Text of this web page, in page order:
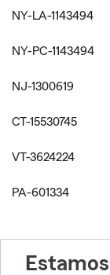
NY-LA-1143494
NY-PC-1143494
NJ-1300619
CT-15530745
VT-3624224
PA-601334